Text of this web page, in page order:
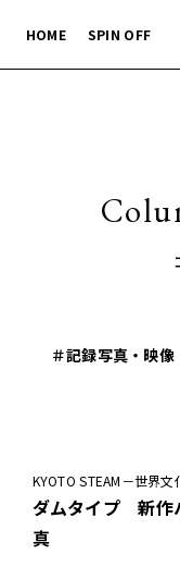
HOME SPIN OFF
＃記録写真・映像
KYOTO STEAM－世界
ダムタイプ 新作
真